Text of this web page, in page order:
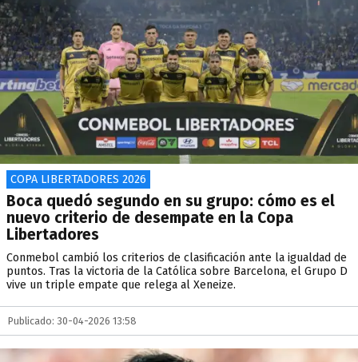
COPA LIBERTADORES 2026
Boca quedó segundo en su grupo: cómo es el
nuevo criterio de desempate en la Copa
Libertadores
Conmebol cambió los criterios de clasificación ante la igualdad de
puntos. Tras la victoria de la Católica sobre Barcelona, el Grupo D
vive un triple empate que relega al Xeneize.
Publicado: 30-04-2026 13:58